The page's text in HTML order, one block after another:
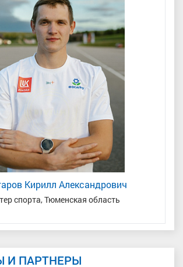
Кирилл Александрович
спорта, Тюменская область
И ПАРТНЕРЫ